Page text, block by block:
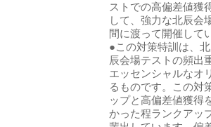
ストでの高偏差値獲
して、強力な北辰会
間に渡って開催して
●この対策特訓は、
辰会場テストの頻出
エッセンシャルなオ
るものです。この対
ップと高偏差値獲得
かった程ランクアッ